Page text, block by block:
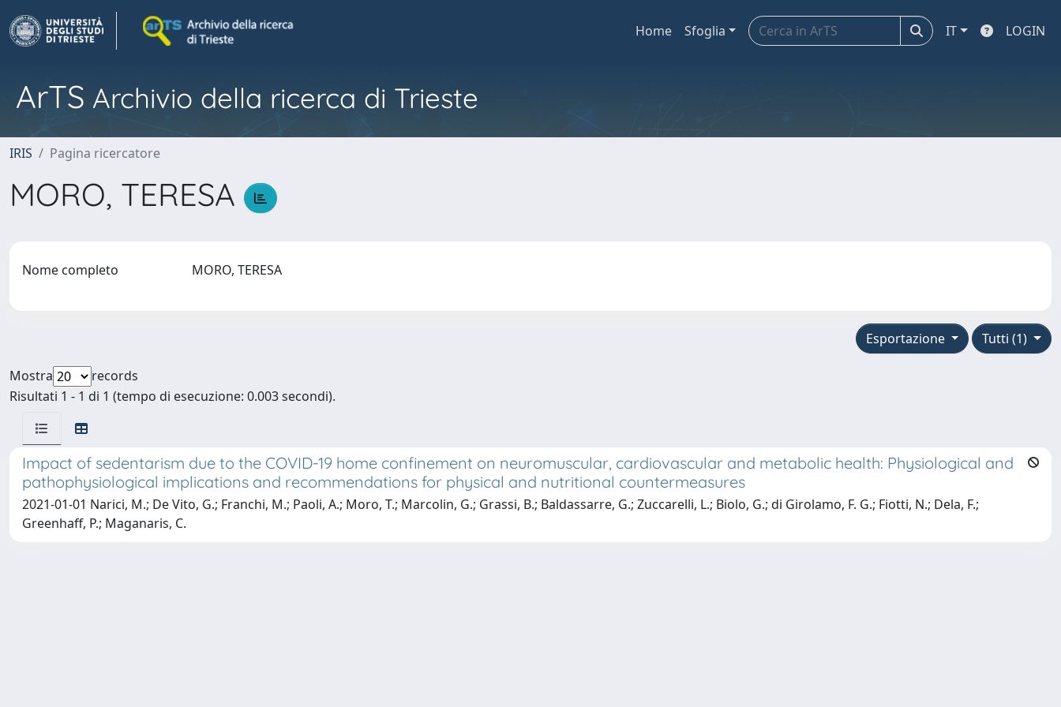
Home Sfoglia IT LOGIN
ArTS Archivio della ricerca di Trieste
IRIS Pagina ricercatore
MORO, TERESA
Nome completo MORO, TERESA
Tutti (1)
Esportazione
Mostra
records
Risultati 1 - 1 di 1 (tempo di esecuzione: 0.003 secondi).
Impact of sedentarism due to the COVID-19 home confinement on neuromuscular, cardiovascular and metabolic health: Physiological and
pathophysiological implications and recommendations for physical and nutritional countermeasures
2021-01-01 Narici, M.; De Vito, G.; Franchi, M.; Paoli, A.; Moro, T.; Marcolin, G.; Grassi, B.; Baldassarre, G.; Zuccarelli, L.; Biolo, G.; di Girolamo, F. G.; Fiotti, N.; Dela, F.;
Greenhaff, P.; Maganaris, C.